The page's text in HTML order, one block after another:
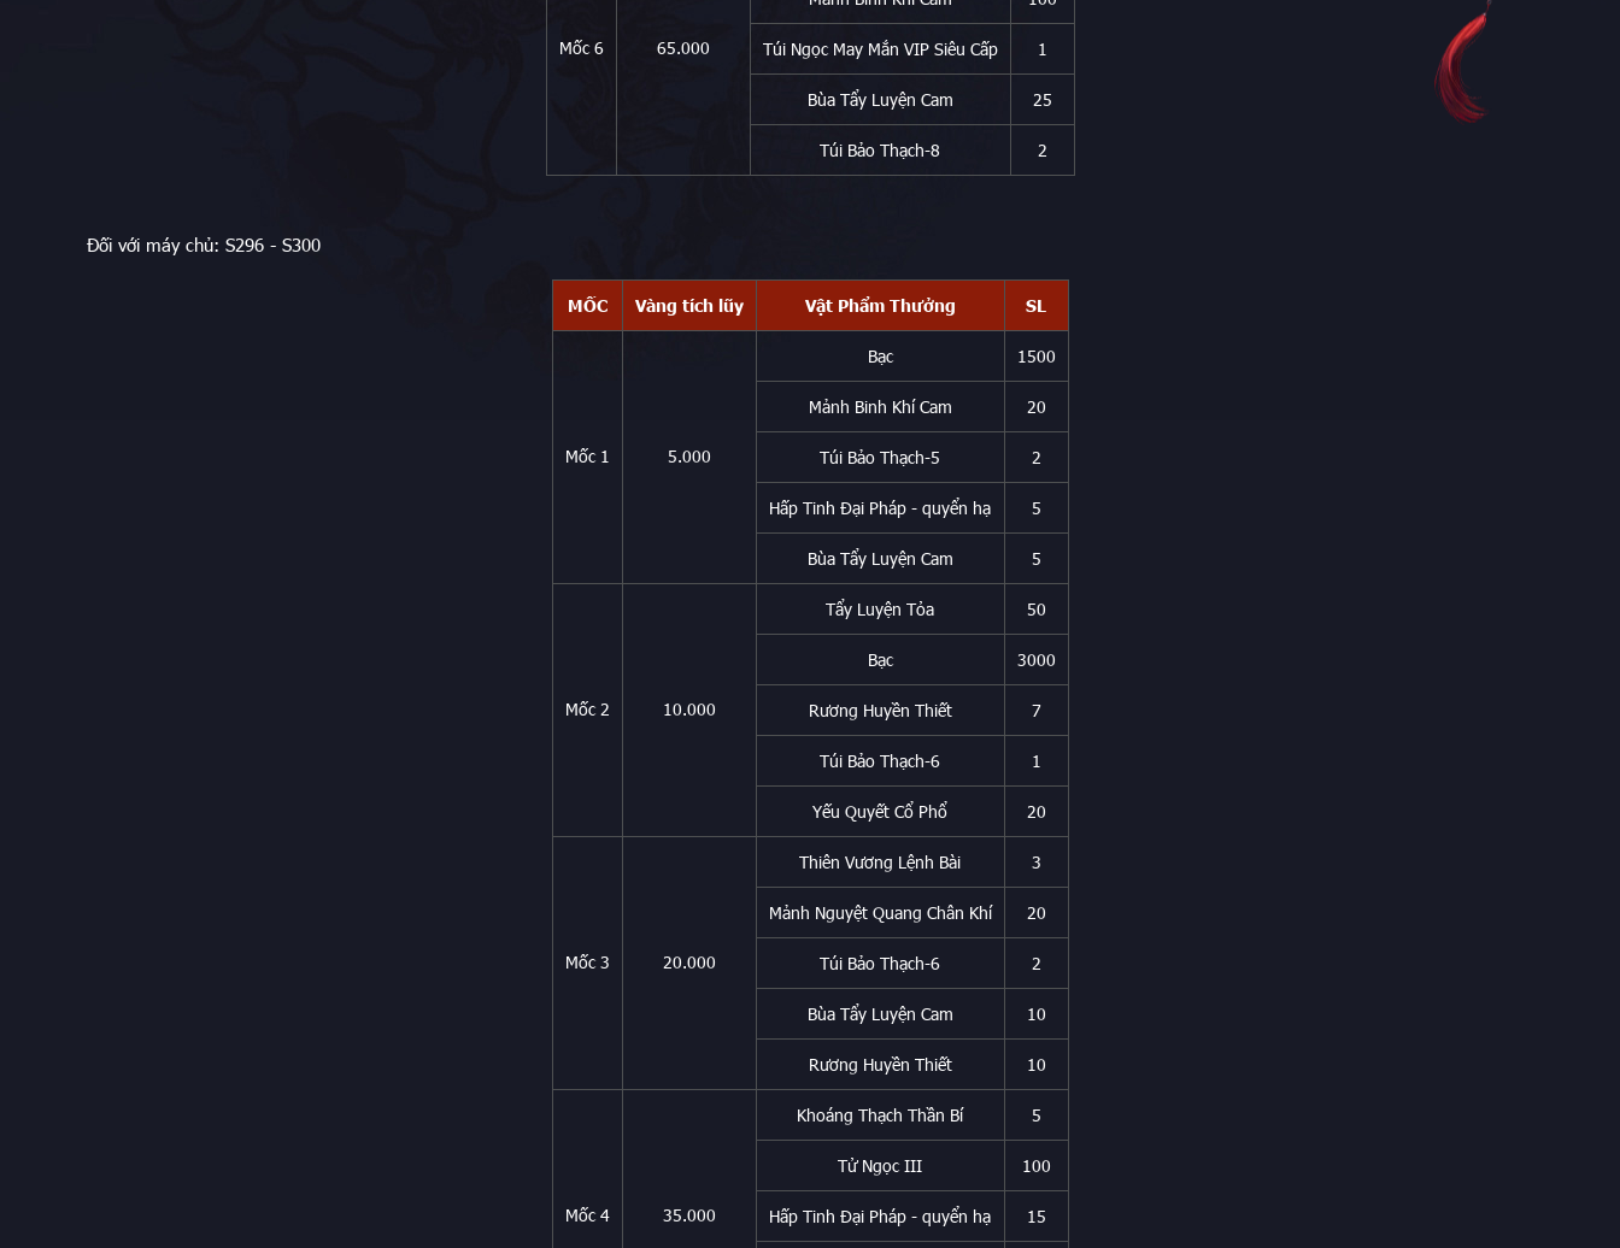
Mốc 6 65.000 Túi Ngọc May Mắn VIP Siêu Cấp 1
Bùa Tẩy Luyện Cam 25
Túi Bảo Thạch-8 2
Đối với máy chủ: S296 - S300
MỐC Vàng tích lũy Vật Phẩm Thưởng SL
Mốc 1 5.000
Bạc 1500
Mảnh Binh Khí Cam 20
Túi Bảo Thạch-5 2
Hấp Tinh Đại Pháp - quyển hạ 5
Bùa Tẩy Luyện Cam 5
Mốc 2 10.000
Tẩy Luyện Tỏa 50
Bạc 3000
Rương Huyền Thiết 7
Túi Bảo Thạch-6 1
Yếu Quyết Cổ Phổ 20
Mốc 3 20.000
Thiên Vương Lệnh Bài 3
Mảnh Nguyệt Quang Chân Khí 20
Túi Bảo Thạch-6 2
Bùa Tẩy Luyện Cam 10
Rương Huyền Thiết 10
Mốc 4 35.000
Khoáng Thạch Thần Bí 5
Tử Ngọc III 100
Hấp Tinh Đại Pháp - quyển hạ 15